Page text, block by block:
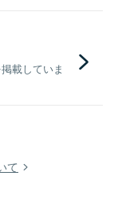
載していま
て